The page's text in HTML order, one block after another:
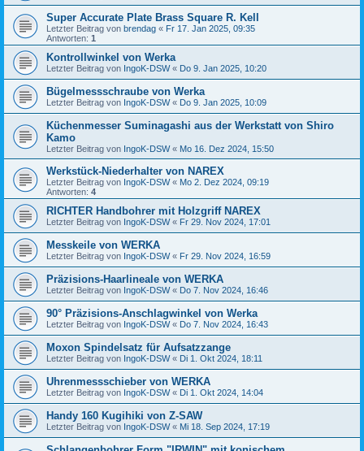
Super Accurate Plate Brass Square R. Kell
Letzter Beitrag von brendag « Fr 17. Jan 2025, 09:35
Antworten: 1
Kontrollwinkel von Werka
Letzter Beitrag von IngoK-DSW« Do 9. Jan 2025, 10:20
Bügelmessschraube von Werka
Letzter Beitrag von IngoK-DSW« Do 9. Jan 2025, 10:09
Küchenmesser Suminagashi aus der Werkstatt von Shiro
Kamo
Letzter Beitrag von IngoK-DSW« Mo 16. Dez 2024, 15:50
Werkstück-Niederhalter von NAREX
Letzter Beitrag von IngoK-DSW« Mo 2. Dez 2024, 09:19
Antworten: 4
RICHTER Handbohrer mit Holzgriff NAREX
Letzter Beitrag von IngoK-DSW« Fr 29. Nov 2024, 17:01
Messkeile von WERKA
Letzter Beitrag von IngoK-DSW« Fr 29. Nov 2024, 16:59
Präzisions-Haarlineale von WERKA
Letzter Beitrag von IngoK-DSW« Do 7. Nov 2024, 16:46
90° Präzisions-Anschlagwinkel von Werka
Letzter Beitrag von IngoK-DSW« Do 7. Nov 2024, 16:43
Moxon Spindelsatz für Aufsatzzange
Letzter Beitrag von IngoK-DSW« Di 1. Okt 2024, 18:11
Uhrenmessschieber von WERKA
Letzter Beitrag von IngoK-DSW« Di 1. Okt 2024, 14:04
Handy 160 Kugihiki von Z-SAW
Letzter Beitrag von IngoK-DSW« Mi 18. Sep 2024, 17:19